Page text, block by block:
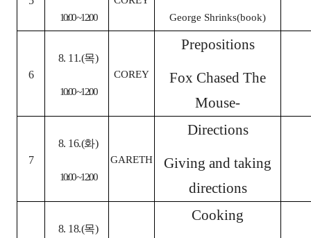
10:00 ~ 12:00 George Shrinks(book)
6
8. 11.(목)
10:00 ~ 12:00
COREY
Prepositions
Fox Chased The
Mouse-
7
8. 16.(화)
10:00 ~ 12:00
GARETH
Directions
Giving and taking
directions
8. 18.(목)
Cooking